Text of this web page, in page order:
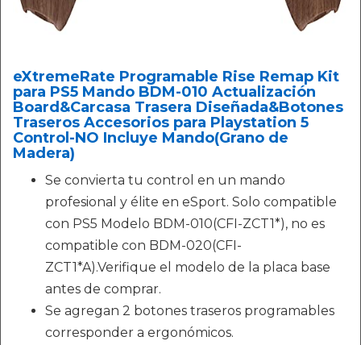
eXtremeRate Programable Rise Remap Kit
para PS5 Mando BDM-010 Actualización
Board&Carcasa Trasera Diseñada&Botones
Traseros Accesorios para Playstation 5
Control-NO Incluye Mando(Grano de
Madera)
Se convierta tu control en un mando
profesional y élite en eSport. Solo compatible
con PS5 Modelo BDM-010(CFI-ZCT1*), no es
compatible con BDM-020(CFI-
ZCT1*A).Verifique el modelo de la placa base
antes de comprar.
Se agregan 2 botones traseros programables
corresponder a ergonómicos.